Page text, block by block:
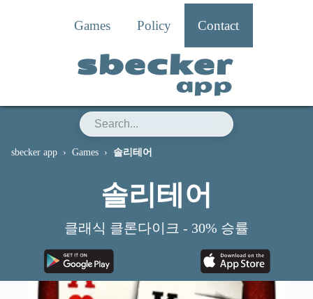
Games Policy Contact
sbecker
app
sbecker app Games 솔리테어
솔리테어
클래식 클론다이크 - 30% 승률